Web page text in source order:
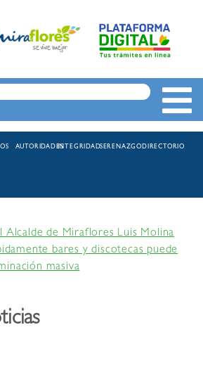
AUTORIDADESINTEGRIDADSERENAZGODIRECTORIO
Alcalde de Miraflores Luis Molina
bares y discotecas puede
masiva